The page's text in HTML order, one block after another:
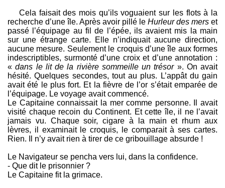
Cela faisait des mois qu’ils voguaient sur les flots à la
recherche d’une île. Après avoir pillé le Hurleur des mers et
passé l’équipage au fil de l’épée, ils avaient mis la main
sur une étrange carte. Elle n’indiquait aucune direction,
aucune mesure. Seulement le croquis d’une île aux formes
indescriptibles, surmonté d’une croix et d’une annotation :
«dans le lit de la rivière sommeille un trésor». On avait
hésité. Quelques secondes, tout au plus. L’appât du gain
avait été le plus fort. Et la fièvre de l’or s’était emparée de
l’équipage. Le voyage avait commencé.
Le Capitaine connaissait la mer comme personne. Il avait
visité chaque recoin du Continent. Et cette île, il ne l’avait
jamais vu. Chaque soir, cigare à la main et rhum aux
lèvres, il examinait le croquis, le comparait à ses cartes.
Rien. Il n’y avait rien à tirer de ce gribouillage absurde !
Le Navigateur se pencha vers lui, dans la confidence.
- Que dit le prisonnier ?
Le Capitaine fit la grimace.